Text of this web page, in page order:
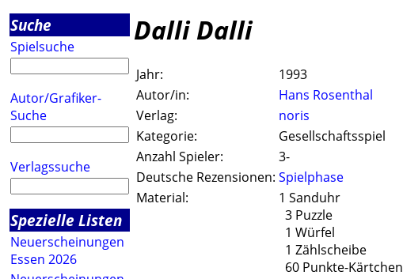
Suche
Spielsuche
Autor/Grafiker-
Suche
Verlagssuche
Spezielle Listen
Neuerscheinungen
Essen 2026
Dalli Dalli
Jahr:
1993
Autor/in:
Hans Rosenthal
Verlag:
noris
Kategorie:
Gesellschaftsspiel
Anzahl Spieler:
3-
Deutsche Rezensionen: Spielphase
Material:
1 Sanduhr
3 Puzzle
1 Würfel
1 Zählscheibe
60 Punkte-Kärtchen